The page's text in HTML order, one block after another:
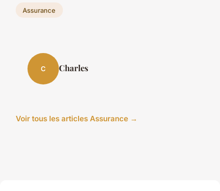
Assurance
C Charles
Voir tous les articles Assurance →